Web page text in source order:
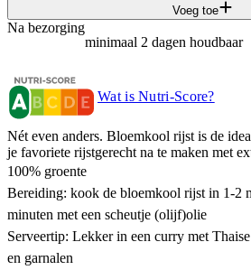
Voeg toe
Na bezorging
minimaal 2 dagen houdbaar
Wat is Nutri-Score?
Nét even anders. Bloemkool rijst is de
je favoriete rijstgerecht na te maken met
100% groente
Bereiding: kook de bloemkool rijst in 1-2
minuten met een scheutje (olijf)olie
Serveertip: Lekker in een curry met
en garnalen